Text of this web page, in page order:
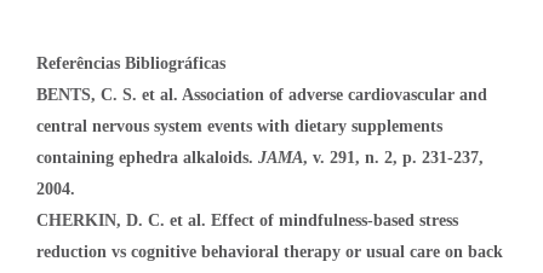
Referências Bibliográficas
BENTS, C. S. et al. Association of adverse cardiovascular and
central nervous system events with dietary supplements
containing ephedra alkaloids. JAMA, v. 291, n. 2, p. 231-237,
2004.
CHERKIN, D. C. et al. Effect of mindfulness-based stress
reduction vs cognitive behavioral therapy or usual care on back